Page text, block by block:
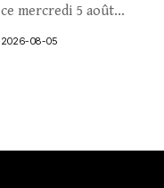
ce mercredi 5 août...
2026-08-05